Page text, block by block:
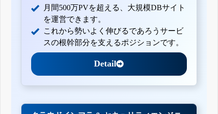
月間500万PVを超える、大規模DBサイト
を運営できます。
これから勢いよく伸びるであろうサービ
スの根幹部分を支えるポジションです。
Detail